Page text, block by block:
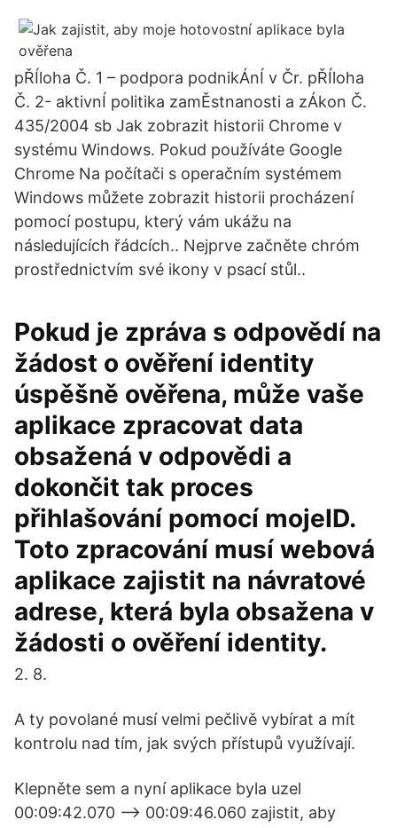
pŘÍloha Č. 1 – podpora podnikÁnÍ v Čr. pŘÍloha
Č. 2- aktivnÍ politika zamĚstnanosti a zÁkon Č.
435/2004 sb Jak zobrazit historii Chrome v
systému Windows. Pokud používáte Google
Chrome Na počítači s operačním systémem
Windows můžete zobrazit historii procházení
pomocí postupu, který vám ukážu na
následujících řádcích.. Nejprve začněte chróm
prostřednictvím své ikony v psací stůl..
Pokud je zpráva s odpovědí na
žádost o ověření identity
úspěšně ověřena, může vaše
aplikace zpracovat data
obsažená v odpovědi a
dokončit tak proces
přihlašování pomocí mojeID.
Toto zpracování musí webová
aplikace zajistit na návratové
adrese, která byla obsažena v
žádosti o ověření identity.
2. 8.
A ty povolané musí velmi pečlivě vybírat a mít
kontrolu nad tím, jak svých přístupů využívají.
Klepněte sem a nyní aplikace byla uzel
00:09:42.070 --> 00:09:46.060 zajistit, aby